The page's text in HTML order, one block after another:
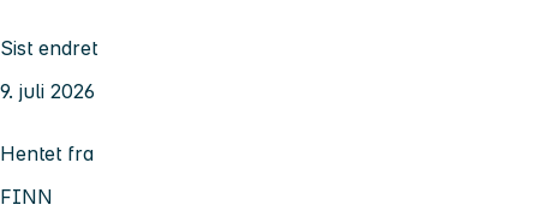
Sist endret
9. juli 2026
Hentet fra
FINN